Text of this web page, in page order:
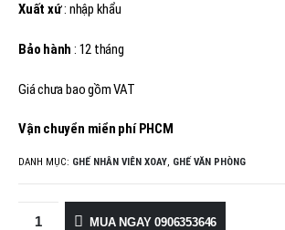
Xuất xứ: nhập khẩu
Bảo hành : 12 tháng
Giá chưa bao gồm VAT
Vận chuyển miển phí PHCM
DANH MỤC: GHẾ NHÂN VIÊN XOAY, GHẾ VĂN PHÒNG
MUA NGAY 0906353646